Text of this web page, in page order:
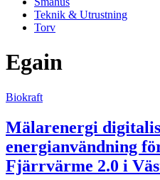
Teknik & Utrustning
Torv
Egain
Biokraft
Mälarenergi
energianvändning
Fjärrvärme 2.0 i